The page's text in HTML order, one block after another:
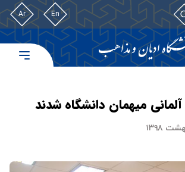
En
Ar
میهمان دانشگاه شدند